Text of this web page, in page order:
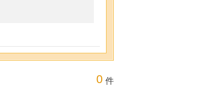
0 件